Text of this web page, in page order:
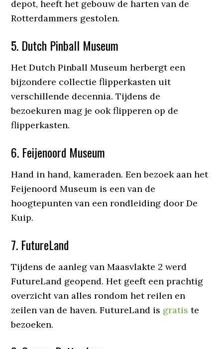
depot, heeft het gebouw de harten van de
Rotterdammers gestolen.
5. Dutch Pinball Museum
Het Dutch Pinball Museum herbergt een
bijzondere collectie flipperkasten uit
verschillende decennia. Tijdens de
bezoekuren mag je ook flipperen op de
flipperkasten.
6. Feijenoord Museum
Hand in hand, kameraden. Een bezoek aan het
Feijenoord Museum is een van de
hoogtepunten van een rondleiding door De
Kuip.
7. FutureLand
Tijdens de aanleg van Maasvlakte 2 werd
FutureLand geopend. Het geeft een prachtig
overzicht van alles rondom het reilen en
zeilen van de haven. FutureLand is gratis te
bezoeken.